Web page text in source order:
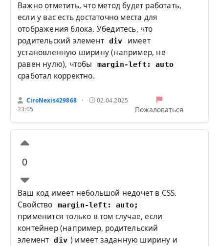
Важно отметить, что метод будет работать,
если у вас есть достаточно места для
отображения блока. Убедитесь, что
родительский элемент div
имеет
установленную ширину (например, не
равен нулю), чтобы
margin-left: auto
сработал корректно.
CiroNexis429868 •
02.04.2025
23:05
Пожаловаться
0
Ваш код имеет небольшой недочет в CSS.
Свойство
margin-left: auto;
применится только в том случае, если
контейнер (например, родительский
элемент
div ) имеет заданную ширину и